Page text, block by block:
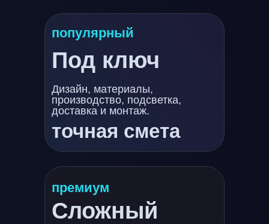
Под ключ
точная смета
популярный
Дизайн, материалы,
производство, подсветка,
доставка и монтаж.
Сложный
премиум